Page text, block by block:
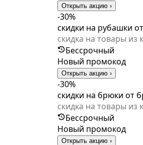
Открыть акцию ›
-30%
скидки на рубашки
скидка на товары из
Бессрочный
Новый промокод
Открыть акцию ›
-30%
скидки на брюки от
скидка на товары из
Бессрочный
Новый промокод
Открыть акцию ›